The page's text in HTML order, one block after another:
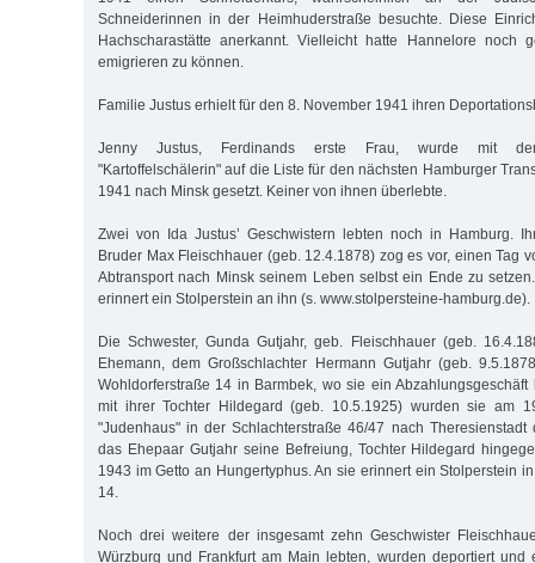
Schneiderinnen in der Heimhuderstraße besuchte. Diese
Hachscharastätte anerkannt. Vielleicht hatte Hannelore noch
emigrieren zu können.
Familie Justus erhielt für den 8. November 1941 ihren
Jenny Justus, Ferdinands erste Frau, wurde mit der
"Kartoffelschälerin" auf die Liste für den nächsten Hamburger
1941 nach Minsk gesetzt. Keiner von ihnen überlebte.
Zwei von Ida Justus’ Geschwistern lebten noch in Hamburg.
Bruder Max Fleischhauer (geb. 12.4.1878) zog es vor, einen Tag
Abtransport nach Minsk seinem Leben selbst ein Ende zu
erinnert ein Stolperstein an ihn (s. www.stolpersteine-hamburg.de).
Die Schwester, Gunda Gutjahr, geb. Fleischhauer (geb.
Ehemann, dem Großschlachter Hermann Gutjahr (geb.
Wohldorferstraße 14 in Barmbek, wo sie ein Abzahlungsgeschäft
mit ihrer Tochter Hildegard (geb. 10.5.1925) wurden sie am
"Judenhaus" in der Schlachterstraße 46/47 nach Theresienstadt
das Ehepaar Gutjahr seine Befreiung, Tochter Hildegard
1943 im Getto an Hungertyphus. An sie erinnert ein Stolperstein
14.
Noch drei weitere der insgesamt zehn Geschwister
Würzburg und Frankfurt am Main lebten, wurden deportiert und